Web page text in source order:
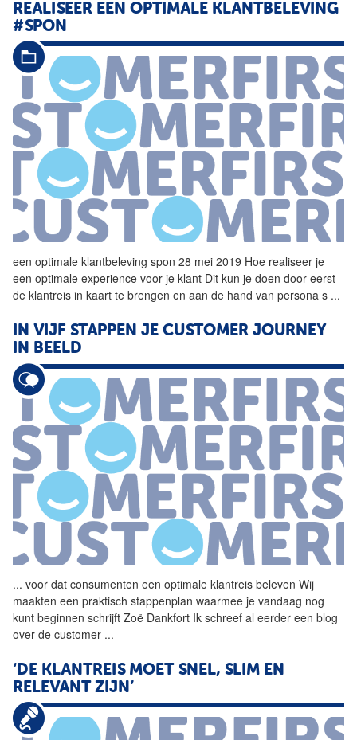
REALISEER EEN OPTIMALE KLANTBELEVING
#SPON
een optimale klantbeleving spon 28 mei 2019 Hoe realiseer je
een optimale experience voor je klant Dit kun je doen door eerst
de klantreis in kaart te brengen en aan de hand van persona s ...
IN VIJF STAPPEN JE CUSTOMER JOURNEY
IN BEELD
... voor dat consumenten een optimale klantreis beleven Wij
maakten een praktisch stappenplan waarmee je vandaag nog
kunt beginnen schrijft Zoë Dankfort Ik schreef al eerder een blog
over de customer ...
‘DE KLANTREISMOET SNEL, SLIM EN
RELEVANT ZIJN’